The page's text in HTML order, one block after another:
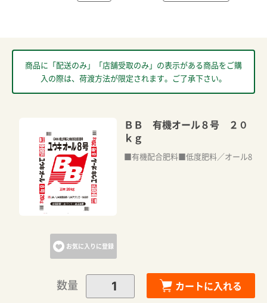
商品に「配送のみ」「店舗受取のみ」の表示がある商品をご購
入の際は、荷渡方法が限定されます。ご了承下さい。
お気に入りに登録
ＢＢ 有機オール８号 ２０
ｋｇ
■有機配合肥料■低度肥料／オール8
数量 カートに入れる
カートに追加しました。